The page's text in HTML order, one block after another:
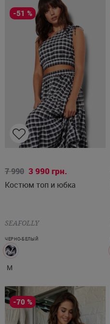
-51 %
7 990 3 990 грн.
Костюм топ и юбка
SEAFOLLY
ЧЕРНО-БЕЛЫЙ
M
-70 %